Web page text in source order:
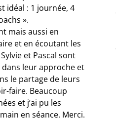
idéal : 1 journée, 4
».
mais aussi en
et en écoutant les
et Pascal sont
leur approche et
le partage de leurs
faire. Beaucoup
et j’ai pu les
en séance. Merci.